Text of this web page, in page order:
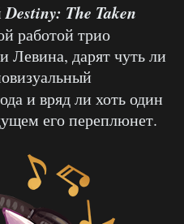
Destiny: The Taken
работой трио
Левина, дарят чуть ли
и вряд ли хоть один
его переплюнет.